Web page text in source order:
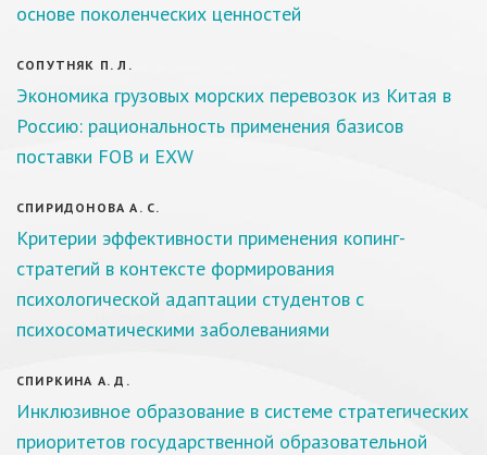
основе поколенческих ценностей
СОПУТНЯК П. Л.
Экономика грузовых морских перевозок из Китая в
Россию: рациональность применения базисов
поставки FOB и EXW
СПИРИДОНОВА А. С.
Критерии эффективности применения копинг-
стратегий в контексте формирования
психологической адаптации студентов с
психосоматическими заболеваниями
СПИРКИНА А. Д.
Инклюзивное образование в системе стратегических
приоритетов государственной образовательной